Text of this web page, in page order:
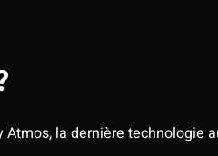
la dernière